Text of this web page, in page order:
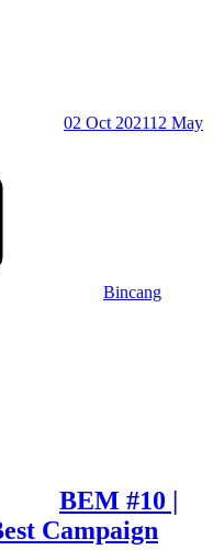
02 Oct 202112 May
Bincang
BEM #10 |
Campaign